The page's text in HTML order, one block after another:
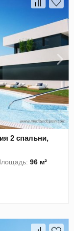
2 спальни,
96 м²